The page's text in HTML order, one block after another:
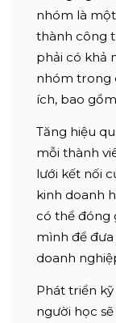
nhóm là
thành công
phải có khả
nhóm trong
ích, bao
Tăng hiệu
mỗi thành
lưới kết nối
kinh doanh
có thể đóng
mình để
doanh
Phát triển
người học